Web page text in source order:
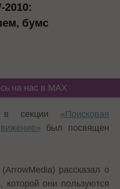
2010:
бумс
на нас в MAX
в секции «Поисковая
был посвящен
(ArrowMedia) рассказал о
которой они пользуются